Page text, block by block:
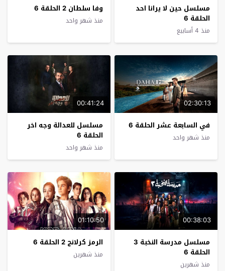
مسلسل حين لا يرانا احد
الحلقة 6
منذ 4 أسابيع
وفا سلطان 2 الحلقة 6
منذ شهر واحد
02:30:13
في السابعة عشر الحلقة 6
منذ شهر واحد
00:41:24
مسلسل للعدالة وجه اخر
الحلقة 6
منذ شهر واحد
00:38:03
مسلسل مدرسة النخبة 3
الحلقة 6
منذ شهرين
01:10:50
الرمز كرلانج 2 الحلقة 6
منذ شهرين